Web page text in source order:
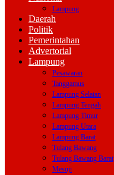
Lampung
Daerah
Politik
Pemerintahan
Advertorial
Lampung
Pesawaran
Tanggamus
Lampung Selatan
Lampung Tengah
Lampung Timur
Lampung Utara
Lampung Barat
Tulang Bawang
Tulang Bawang Barat
Mesuji